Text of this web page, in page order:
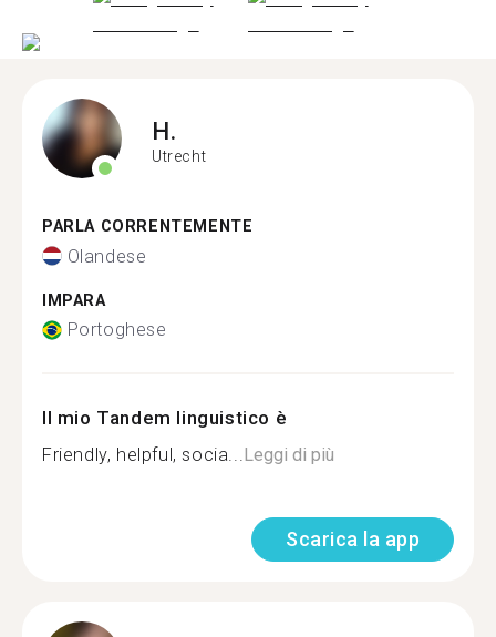
H.
Utrecht
PARLA CORRENTEMENTE
Olandese
IMPARA
Portoghese
Il mio Tandem linguistico è
Friendly, helpful, socia...Leggi di più
Scarica la app